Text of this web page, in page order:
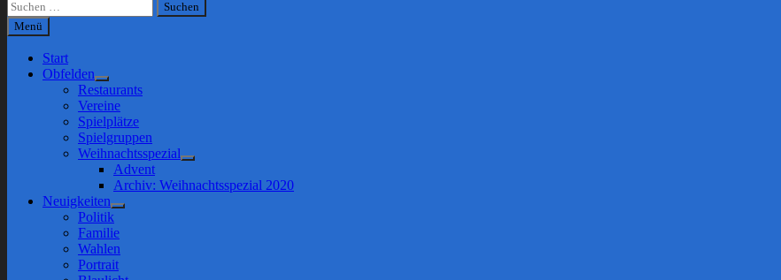
Suchen
nach:
Menü
Start
Obfelden
Show
sub
menu
Restaurants
Vereine
Spielplätze
Spielgruppen
Weihnachtsspezial
Show
menu
Advent
Archiv: Weihnachtsspezial 2020
Neuigkeiten
Show
menu
Politik
Familie
Wahlen
Portrait